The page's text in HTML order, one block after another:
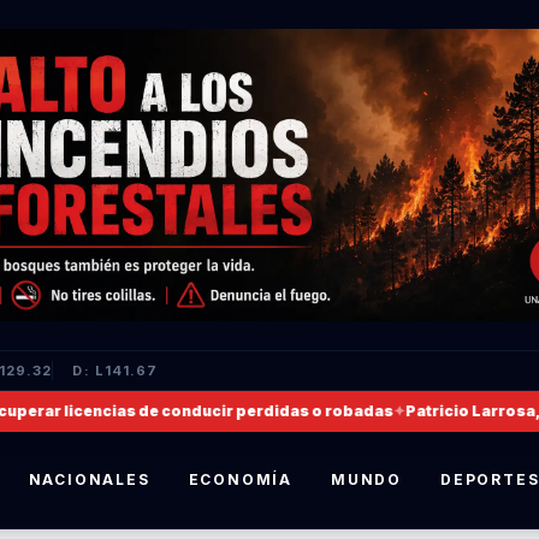
D: L141.67
licencias de conducir perdidas o robadas✦Patricio Larrosa,
NACIONALES ECONOMÍA MUNDO DEPORTES